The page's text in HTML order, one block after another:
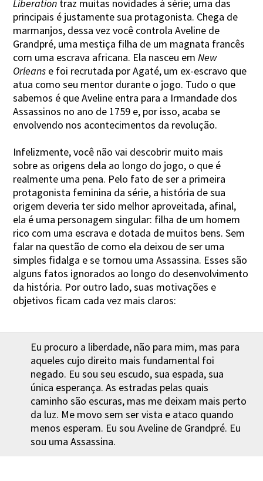
Liberation traz muitas novidades à série; uma das
principais é justamente sua protagonista. Chega de
marmanjos, dessa vez você controla Aveline de
Grandpré, uma mestiça filha de um magnata francês
com uma escrava africana. Ela nasceu emNew
Orleans e foi recrutada por Agaté, um ex-escravo que
atua como seu mentor durante o jogo. Tudo o que
sabemos é que Aveline entra para a Irmandade dos
Assassinos no ano de 1759 e, por isso, acaba se
envolvendo nos acontecimentos da revolução.
Infelizmente, você não vai descobrir muito mais
sobre as origens dela ao longo do jogo, o que é
realmente uma pena. Pelo fato de ser a primeira
protagonista feminina da série, a história de sua
origem deveria ter sido melhor aproveitada, afinal,
ela é uma personagem singular: filha de um homem
rico com uma escrava e dotada de muitos bens. Sem
falar na questão de como ela deixou de ser uma
simples fidalga e se tornou uma Assassina. Esses são
alguns fatos ignorados ao longo do desenvolvimento
da história. Por outro lado, suas motivações e
objetivos ficam cada vez mais claros:
Eu procuro a liberdade, não para mim, mas para
aqueles cujo direito mais fundamental foi
negado. Eu sou seu escudo, sua espada, sua
única esperança. As estradas pelas quais
caminho são escuras, mas me deixam mais perto
da luz. Me movo sem ser vista e ataco quando
menos esperam. Eu sou Aveline de Grandpré. Eu
sou uma Assassina.